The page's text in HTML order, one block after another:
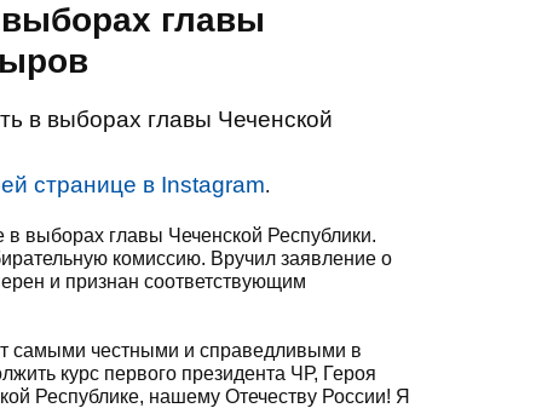
главы
в выборах главы Чеченской
странице в Instagram.
выборах главы Чеченской Республики.
комиссию. Вручил заявление о
и признан соответствующим
самыми честными и справедливыми в
курс первого президента ЧР, Героя
Республике, нашему Отечеству России! Я